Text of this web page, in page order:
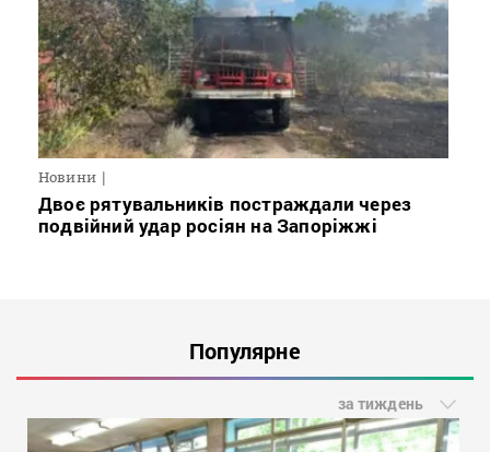
Новини
Двоє рятувальників постраждали через
подвійний удар росіян на Запоріжжі
Популярне
за тиждень